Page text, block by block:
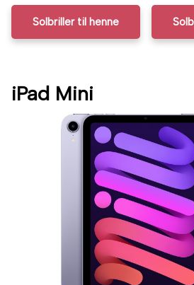
Solbriller til henne
iPad Mini